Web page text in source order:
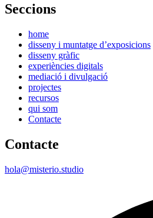
Seccions
home
disseny i muntatge d’exposicions
disseny gràfic
experiències digitals
mediació i divulgació
projectes
recursos
qui som
Contacte
Contacte
hola@misterio.studio